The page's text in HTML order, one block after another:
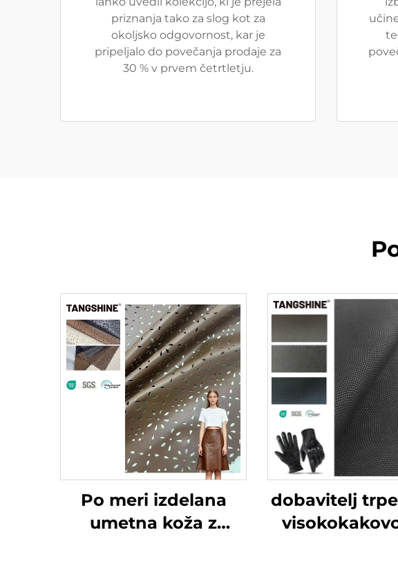
priznanja tako za slog kot za
okoljsko odgovornost, kar je
pripeljalo do povečanja prodaje za
30 % v prvem četrtletju.
Po meri izdelana
umetna koža z
dobavitelj